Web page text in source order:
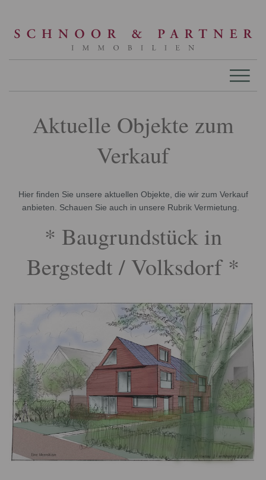
Aktuelle Objekte zum
Verkauf
Hier finden Sie unsere aktuellen Objekte, die wir zum Verkauf
anbieten. Schauen Sie auch in unsere Rubrik Vermietung.
* Baugrundstück in
Bergstedt / Volksdorf *